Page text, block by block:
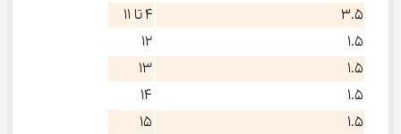
۳.۵
۴ تا ۱۱
۱.۵
۱۲
۱.۵
۱۳
۱.۵
۱۴
۱.۵
۱۵